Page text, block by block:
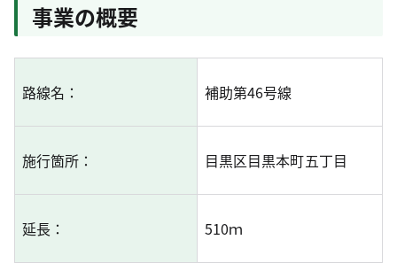
事業の概要
路線名： 補助第46号線
施行箇所： 目黒区目黒本町五丁目
延長： 510ｍ